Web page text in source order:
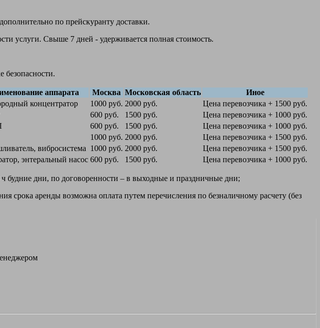
по прейскуранту доставки.
услуги. Свыше 7 дней - удерживается полная стоимость.
безопасности.
аппарата Москва Московская область
Иное
концентратор
1000 руб. 2000 руб.
Цена перевозчика + 1500 руб.
600 руб. 1500 руб.
Цена перевозчика + 1000 руб.
600 руб. 1500 руб.
Цена перевозчика + 1000 руб.
1000 руб. 2000 руб.
Цена перевозчика + 1500 руб.
вибросистема 1000 руб. 2000 руб.
Цена перевозчика + 1500 руб.
энтеральный насос 600 руб. 1500 руб. Цена перевозчика + 1000 руб.
будние дни, по договоренности – в выходные и праздничные дни;
срока аренды возможна оплата путем перечисления по безналичному расчету (без